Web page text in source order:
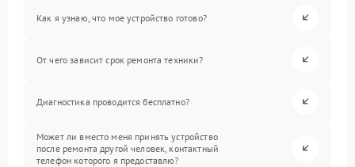
Как я узнаю, что мое устройство готово?
От чего зависит срок ремонта техники?
Диагностика проводится бесплатно?
Может ли вместо меня принять устройство
после ремонта другой человек, контактный
телефон которого я предоставлю?